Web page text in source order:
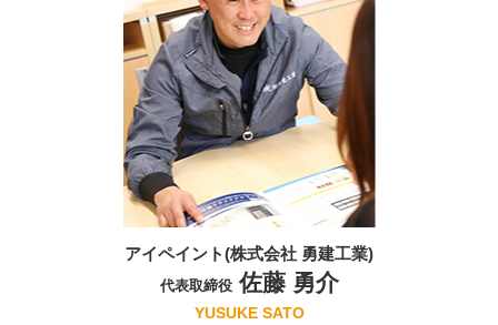
アイペイント(株式会社 勇建工業)
代表取締役佐藤 勇介
YUSUKE SATO